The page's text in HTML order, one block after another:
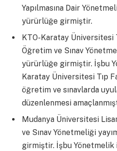
Yapılmasına Dair
yürürlüğe girmiştir.
KTO-Karatay Üniversitesi
Öğretim ve Sınav
yürürlüğe girmiştir. İşbu
Karatay Üniversitesi Tıp
öğretim ve sınavlarda
düzenlenmesi
Mudanya Üniversitesi
ve Sınav Yönetmeliği
girmiştir. İşbu Yönetmelik